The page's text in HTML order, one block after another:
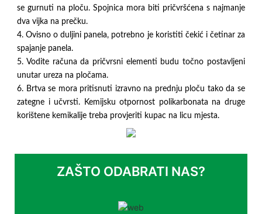
se gurnuti na ploču. Spojnica mora biti pričvršćena s najmanje
dva vijka na prečku.
4. Ovisno o duljini panela, potrebno je koristiti čekić i četinar za
spajanje panela.
5. Vodite računa da pričvrsni elementi budu točno postavljeni
unutar ureza na pločama.
6. Brtva se mora pritisnuti izravno na prednju ploču tako da se
zategne i učvrsti. Kemijsku otpornost polikarbonata na druge
korištene kemikalije treba provjeriti kupac na licu mjesta.
ZAŠTO ODABRATI NAS?